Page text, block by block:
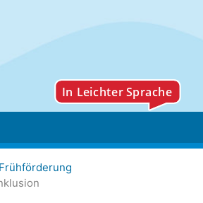
für Inklusion
Frühförderung